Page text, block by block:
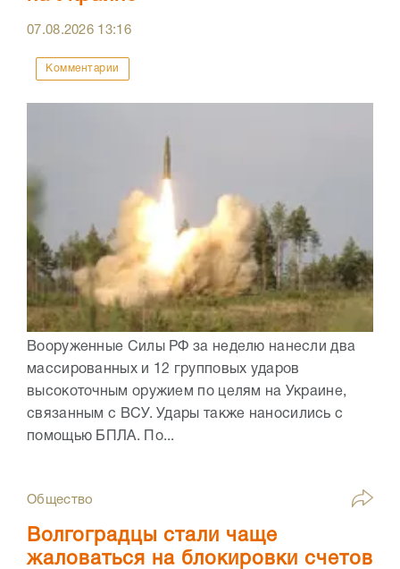
07.08.2026 13:16
Комментарии
Вооруженные Силы РФ за неделю нанесли два
массированных и 12 групповых ударов
высокоточным оружием по целям на Украине,
связанным с ВСУ. Удары также наносились с
помощью БПЛА. По...
Общество
Волгоградцы стали чаще
жаловаться на блокировки счетов